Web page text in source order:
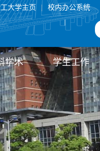
大学主页 校内办公系统
学术 学生工作